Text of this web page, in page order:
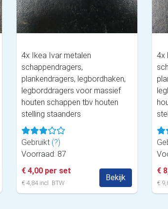
4x Ikea Ivar metalen
schappendragers,
plankendragers, legbordhaken,
legborddragers voor massief
houten schappen tbv houten
stelling staanders
Gebruikt (?)
Voorraad: 87
€ 4,00 per set
€ 4,84 incl. BTW
Bekijk
4x
€
€